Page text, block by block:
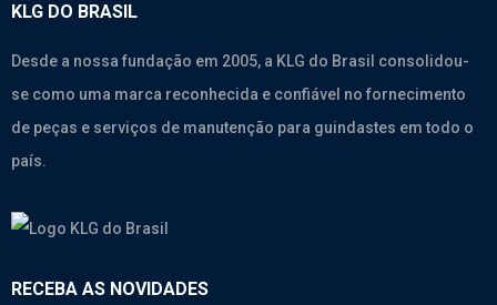
KLG DO BRASIL
Desde a nossa fundação em 2005, a KLG do Brasil consolidou-
se como uma marca reconhecida e confiável no fornecimento
de peças e serviços de manutenção para guindastes em todo o
país.
RECEBA AS NOVIDADES